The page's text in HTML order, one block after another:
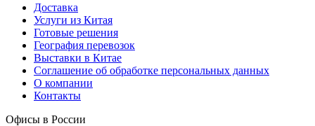
Доставка
Услуги из Китая
Готовые решения
География перевозок
Выставки в Китае
Соглашение об обработке персональных данных
О компании
Контакты
Офисы в России